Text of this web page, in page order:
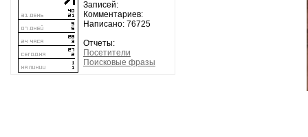
Создан: 16.06.2010
Записей:
Комментариев:
Отчеты:
Посетители